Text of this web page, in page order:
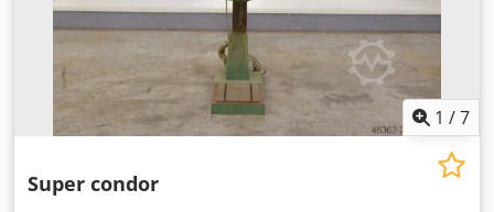
1 /7
Super condor